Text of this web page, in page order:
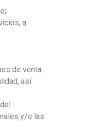
a
de venta
así
y/o las